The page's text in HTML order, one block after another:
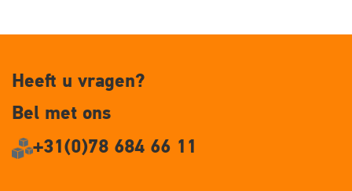
Heeft u vragen?
Bel met ons
+31(0)78 684 66 11